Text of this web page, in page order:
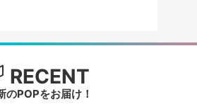
RECENT
のPOPをお届け！